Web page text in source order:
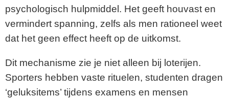
psychologisch hulpmiddel. Het geeft houvast en
vermindert spanning, zelfs als men rationeel weet
dat het geen effect heeft op de uitkomst.
Dit mechanisme zie je niet alleen bij loterijen.
Sporters hebben vaste rituelen, studenten dragen
‘geluksitems’ tijdens examens en mensen